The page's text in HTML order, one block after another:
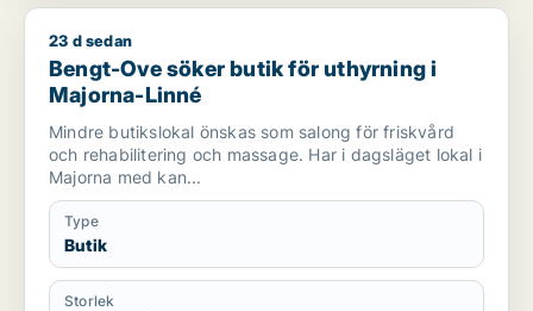
Bengt-Ove söker butik för uthyrning i Majorna-Linné
23 d sedan
Bengt-Ove söker butik för uthyrning i
Majorna-Linné
Mindre butikslokal önskas som salong för friskvård
och rehabilitering och massage. Har i dagsläget lokal i
Majorna med kan...
Type
Butik
Storlek